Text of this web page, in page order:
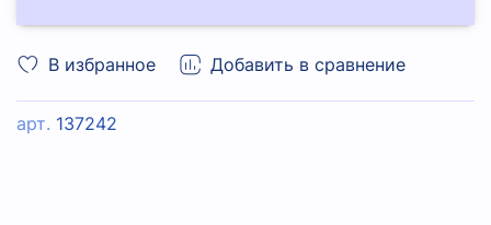
В избранное Добавить в сравнение
арт. 137242